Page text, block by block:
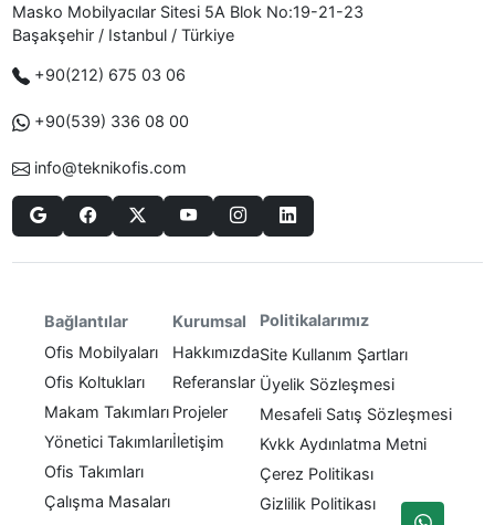
Masko Mobilyacılar Sitesi 5A Blok No:19-21-23
Başakşehir / Istanbul / Türkiye
+90(212) 675 03 06
+90(539) 336 08 00
info@teknikofis.com
Bağlantılar
Ofis Mobilyaları
Ofis Koltukları
Makam Takımları
Yönetici Takımları
Ofis Takımları
Çalışma Masaları
Kurumsal
Hakkımızda
Referanslar
Projeler
İletişim
Politikalarımız
Site Kullanım Şartları
Üyelik Sözleşmesi
Mesafeli Satış Sözleşmesi
Kvkk Aydınlatma Metni
Çerez Politikası
Gizlilik Politikası